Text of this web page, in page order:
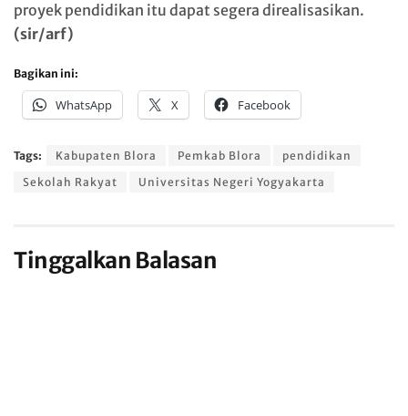
proyek pendidikan itu dapat segera direalisasikan.
(sir/arf)
Bagikan ini:
WhatsApp X Facebook
Tags: Kabupaten Blora Pemkab Blora
pendidikan
Sekolah Rakyat
Universitas Negeri Yogyakarta
Tinggalkan Balasan